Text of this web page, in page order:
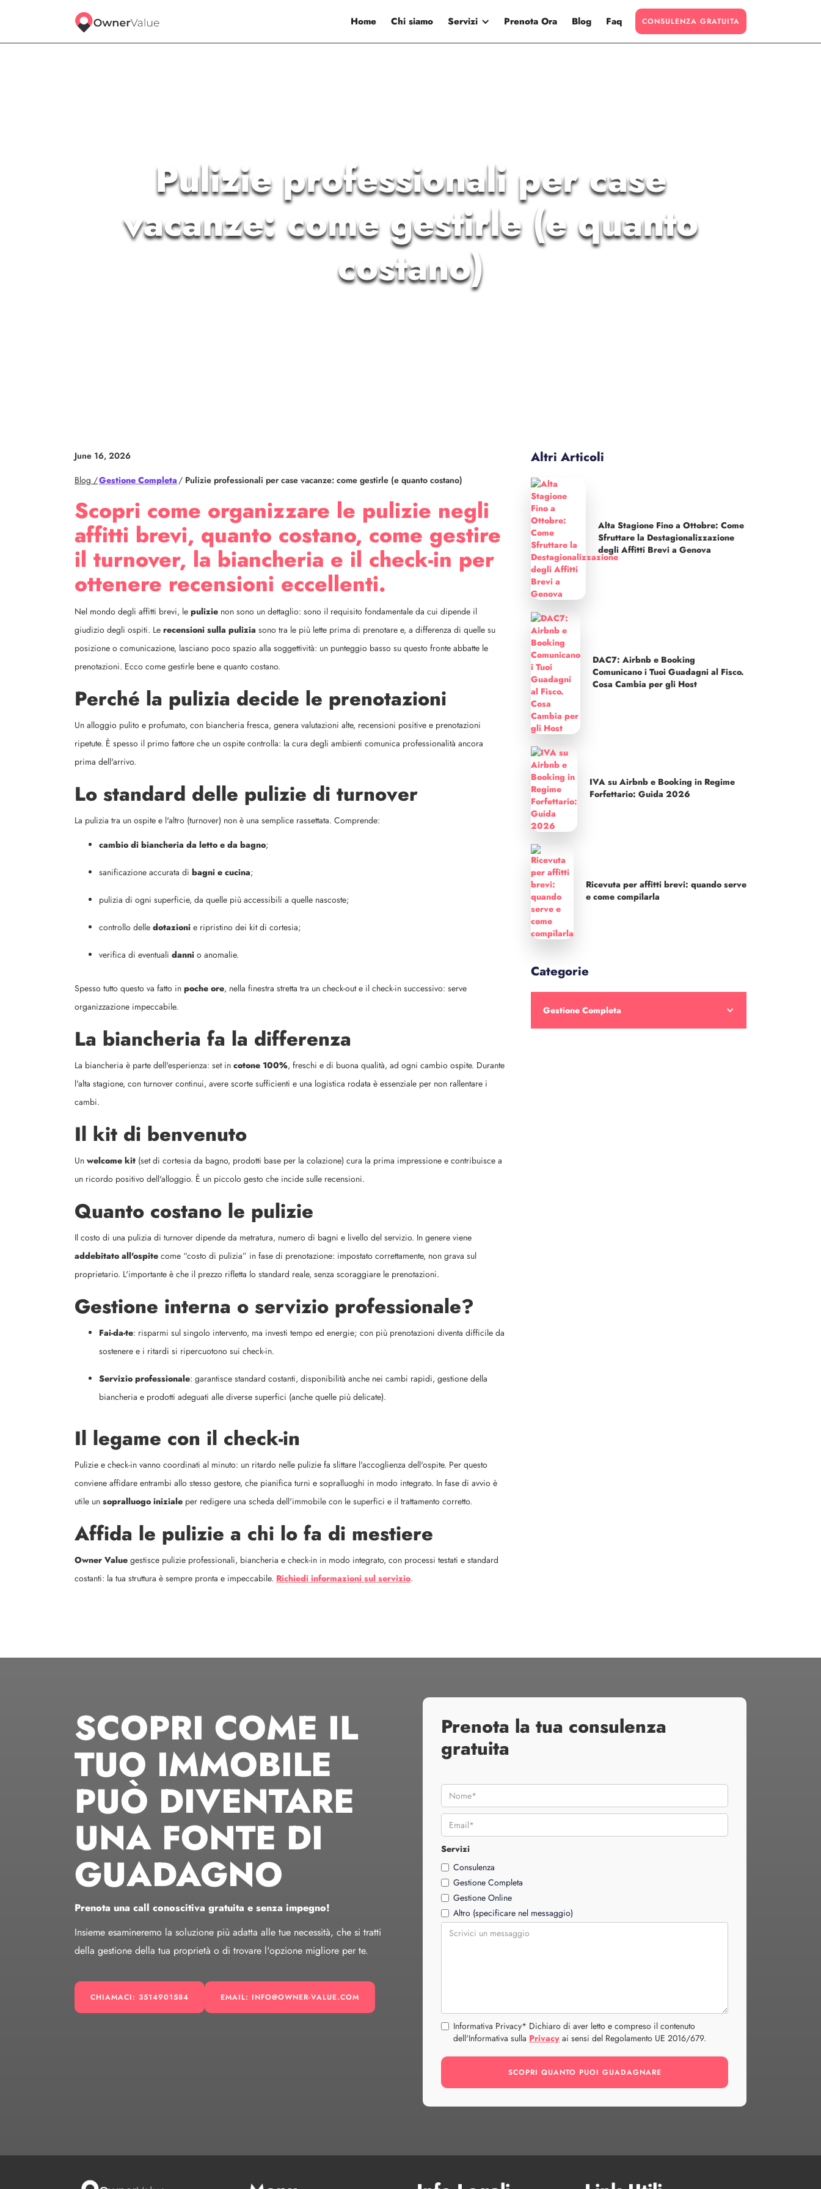
Home Chi siamo Servizi Prenota Ora Blog Faq CONSULENZA GRATUITA
Pulizie professionali per case
vacanze: come gestirle (e quanto
costano)
June 16, 2026
Blog /Gestione Completa / Pulizie professionali per case vacanze: come gestirle (e quanto costano)
Scopri come organizzare le pulizie negli
affitti brevi, quanto costano, come gestire
il turnover, la biancheria e il check-in per
ottenere recensioni eccellenti.
Nel mondo degli affitti brevi, le pulizie non sono un dettaglio: sono il requisito fondamentale da cui dipende il
giudizio degli ospiti. Le recensioni sulla pulizia sono tra le più lette prima di prenotare e, a differenza di quelle su
posizione o comunicazione, lasciano poco spazio alla soggettività: un punteggio basso su questo fronte abbatte le
prenotazioni. Ecco come gestirle bene e quanto costano.
Perché la pulizia decide le prenotazioni
Un alloggio pulito e profumato, con biancheria fresca, genera valutazioni alte, recensioni positive e prenotazioni
ripetute. È spesso il primo fattore che un ospite controlla: la cura degli ambienti comunica professionalità ancora
prima dell'arrivo.
Lo standard delle pulizie di turnover
La pulizia tra un ospite e l'altro (turnover) non è una semplice rassettata. Comprende:
cambio di biancheria da letto e da bagno;
sanificazione accurata di bagni e cucina;
pulizia di ogni superficie, da quelle più accessibili a quelle nascoste;
controllo delle dotazioni e ripristino dei kit di cortesia;
verifica di eventuali danni o anomalie.
Spesso tutto questo va fatto in poche ore, nella finestra stretta tra un check-out e il check-in successivo: serve
organizzazione impeccabile.
La biancheria fa la differenza
La biancheria è parte dell'esperienza: set in cotone 100%, freschi e di buona qualità, ad ogni cambio ospite. Durante
l'alta stagione, con turnover continui, avere scorte sufficienti e una logistica rodata è essenziale per non rallentare i
cambi.
Il kit di benvenuto
Un welcome kit (set di cortesia da bagno, prodotti base per la colazione) cura la prima impressione e contribuisce a
un ricordo positivo dell'alloggio. È un piccolo gesto che incide sulle recensioni.
Quanto costano le pulizie
Il costo di una pulizia di turnover dipende da metratura, numero di bagni e livello del servizio. In genere viene
addebitato all'ospite come “costo di pulizia” in fase di prenotazione: impostato correttamente, non grava sul
proprietario. L'importante è che il prezzo rifletta lo standard reale, senza scoraggiare le prenotazioni.
Gestione interna o servizio professionale?
Fai-da-te: risparmi sul singolo intervento, ma investi tempo ed energie; con più prenotazioni diventa difficile da
sostenere e i ritardi si ripercuotono sui check-in.
Servizio professionale: garantisce standard costanti, disponibilità anche nei cambi rapidi, gestione della
biancheria e prodotti adeguati alle diverse superfici (anche quelle più delicate).
Il legame con il check-in
Pulizie e check-in vanno coordinati al minuto: un ritardo nelle pulizie fa slittare l'accoglienza dell'ospite. Per questo
conviene affidare entrambi allo stesso gestore, che pianifica turni e sopralluoghi in modo integrato. In fase di avvio è
utile un sopralluogo iniziale per redigere una scheda dell'immobile con le superfici e il trattamento corretto.
Affida le pulizie a chi lo fa di mestiere
Owner Value gestisce pulizie professionali, biancheria e check-in in modo integrato, con processi testati e standard
costanti: la tua struttura è sempre pronta e impeccabile. Richiedi informazioni sul servizio.
Altri Articoli
Alta Stagione Fino a Ottobre: Come
Sfruttare la Destagionalizzazione
degli Affitti Brevi a Genova
DAC7: Airbnb e Booking
Comunicano i Tuoi Guadagni al Fisco.
Cosa Cambia per gli Host
IVA su Airbnb e Booking in Regime
Forfettario: Guida 2026
Ricevuta per affitti brevi: quando serve
e come compilarla
Categorie
Gestione Completa
SCOPRI COME IL
TUO IMMOBILE
PUÒ DIVENTARE
UNA FONTE DI
GUADAGNO
Prenota una call conoscitiva gratuita e senza impegno!
Insieme esamineremo la soluzione più adatta alle tue necessità, che si tratti
della gestione della tua proprietà o di trovare l'opzione migliore per te.
CHIAMACI: 3514901584 EMAIL: INFO@OWNER-VALUE.COM
Prenota la tua consulenza
gratuita
Servizi
Consulenza
Gestione Completa
Gestione Online
Altro (specificare nel messaggio)
Informativa Privacy* Dichiaro di aver letto e compreso il contenuto
dell'Informativa sulla Privacy ai sensi del Regolamento UE 2016/679.